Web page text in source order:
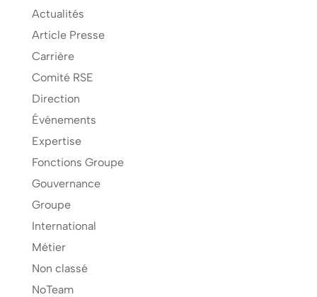
Actualités
Article Presse
Carrière
Comité RSE
Direction
Événements
Expertise
Fonctions Groupe
Gouvernance
Groupe
International
Métier
Non classé
NoTeam